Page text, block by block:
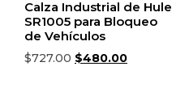
Calza Industrial de Hule
SR1005 para Bloqueo
de Vehículos
$727.00 $480.00